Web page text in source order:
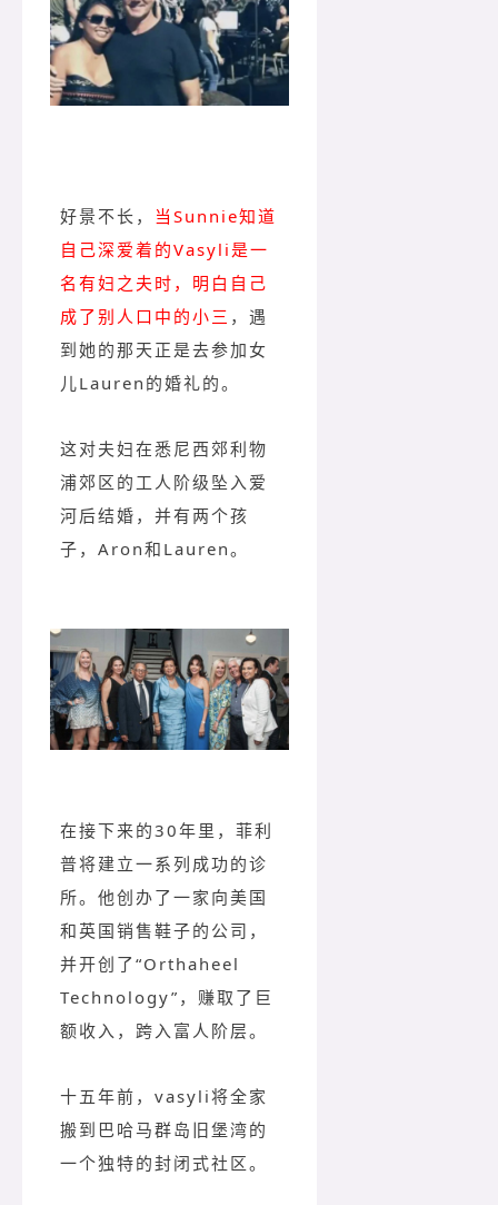
好景不长，
当Sunnie知道
自己深爱着的Vasyli是一
名有妇之夫时，明白自己
成了别人口中的小三 ，遇
到她的那天正是去参加女
儿Lauren的婚礼的。
这对夫妇在悉尼西郊利物
浦郊区的工人阶级坠入爱
河后结婚，并有两个孩
子，Aron和Lauren。
在接下来的30年里，菲利
普将建立一系列成功的诊
所。他创办了一家向美国
和英国销售鞋子的公司，
并开创了“Orthaheel
Technology”，赚取了巨
额收入，跨入富人阶层。
十五年前，vasyli将全家
搬到巴哈马群岛旧堡湾的
一个独特的封闭式社区。